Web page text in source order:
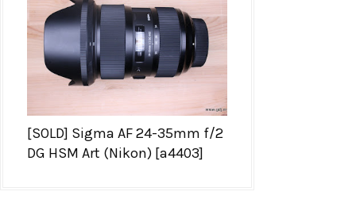
[SOLD] Sigma AF 24-35mm f/2
DG HSM Art (Nikon) [a4403]